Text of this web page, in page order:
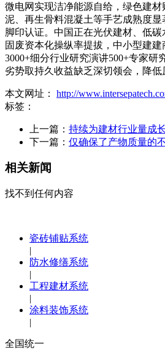
微电网实现洁净能源自给，绿色建
泥、再生骨料混凝土等手艺成熟度
脚印认证。中国正在光伏建材、低
固废资本化操纵率提拔，中小型建
3000+细分行业研究演讲500+专家
劣势取持久收益缺乏深切领会，降
本文网址： http://
标签：
上一篇： 持续为建材行业量成
下一篇： 仅确保了产物质量的
相关新闻
找不到任何内容
瓷砖铺贴系统
|
防水修缮系统
|
工程建材系统
|
涂料装饰系统
|
全国统一